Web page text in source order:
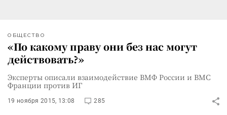
ОБЩЕСТВО
«По какому праву они без нас могут
действовать?»
Эксперты описали взаимодействие ВМФ России и ВМС
Франции против ИГ
19 ноября 2015, 13:08 285